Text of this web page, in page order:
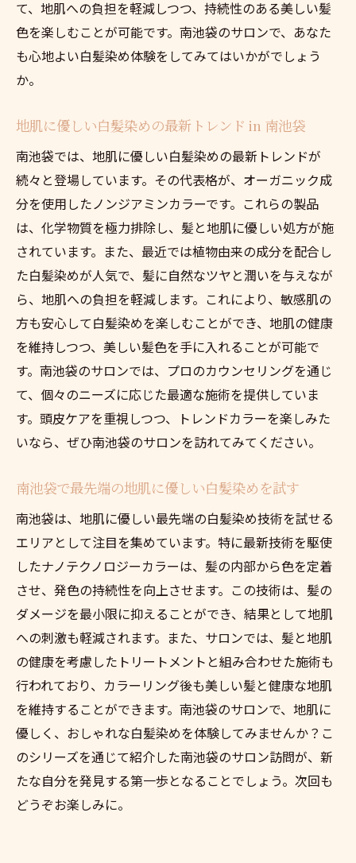
て、地肌への負担を軽減しつつ、持続性のある美しい髪
色を楽しむことが可能です。南池袋のサロンで、あなた
も心地よい白髪染め体験をしてみてはいかがでしょう
か。
地肌に優しい白髪染めの最新トレンド in 南池袋
南池袋では、地肌に優しい白髪染めの最新トレンドが
続々と登場しています。その代表格が、オーガニック成
分を使用したノンジアミンカラーです。これらの製品
は、化学物質を極力排除し、髪と地肌に優しい処方が施
されています。また、最近では植物由来の成分を配合し
た白髪染めが人気で、髪に自然なツヤと潤いを与えなが
ら、地肌への負担を軽減します。これにより、敏感肌の
方も安心して白髪染めを楽しむことができ、地肌の健康
を維持しつつ、美しい髪色を手に入れることが可能で
す。南池袋のサロンでは、プロのカウンセリングを通じ
て、個々のニーズに応じた最適な施術を提供していま
す。頭皮ケアを重視しつつ、トレンドカラーを楽しみた
いなら、ぜひ南池袋のサロンを訪れてみてください。
南池袋で最先端の地肌に優しい白髪染めを試す
南池袋は、地肌に優しい最先端の白髪染め技術を試せる
エリアとして注目を集めています。特に最新技術を駆使
したナノテクノロジーカラーは、髪の内部から色を定着
させ、発色の持続性を向上させます。この技術は、髪の
ダメージを最小限に抑えることができ、結果として地肌
への刺激も軽減されます。また、サロンでは、髪と地肌
の健康を考慮したトリートメントと組み合わせた施術も
行われており、カラーリング後も美しい髪と健康な地肌
を維持することができます。南池袋のサロンで、地肌に
優しく、おしゃれな白髪染めを体験してみませんか？こ
のシリーズを通じて紹介した南池袋のサロン訪問が、新
たな自分を発見する第一歩となることでしょう。次回も
どうぞお楽しみに。